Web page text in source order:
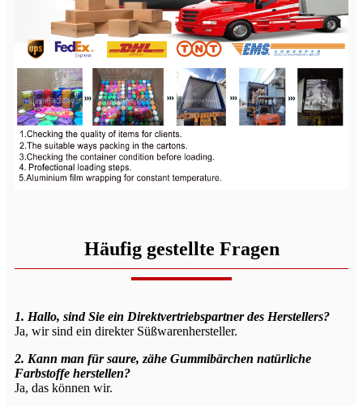
Häufig gestellte Fragen
1. Hallo, sind Sie ein Direktvertriebspartner des Herstellers?
Ja, wir sind ein direkter Süßwarenhersteller.
2. Kann man für saure, zähe Gummibärchen natürliche
Farbstoffe herstellen?
Ja, das können wir.